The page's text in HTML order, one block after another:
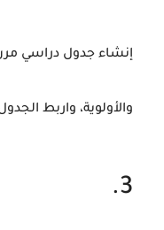
إنشاء جدول دراسي
والأولوية، واربط